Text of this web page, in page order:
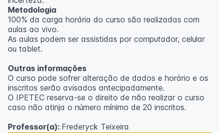
Metodologia
100% da carga horária do curso são realizadas com
aulas ao vivo.
As aulas podem ser assistidas por computador, celular
ou tablet.
Outras informações
O curso pode sofrer alteração de dados e horário e os
inscritos serão avisados ​​antecipadamente.
O IPETEC reserva-se o direito de não realizar o curso
caso não atinja o número mínimo de 20 inscritos.
Professor(a): Frederyck Teixeira